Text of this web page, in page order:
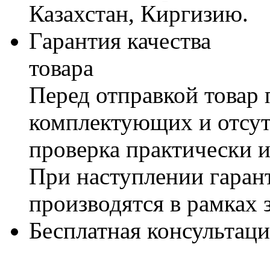
Казахстан, Киргизию.
Гарантия качества
товара
Перед отправкой товар
комплектующих и
проверка практически
При наступлении
производятся в рамках
Бесплатная